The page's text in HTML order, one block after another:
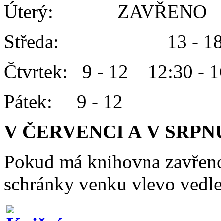
Úterý: ZAVŘENO
Středa: 13 -
Čtvrtek: 9 - 12 12:30 -
Pátek: 9 - 12
V ČERVENCI A V
Pokud má knihovna
schránky venku vlevo